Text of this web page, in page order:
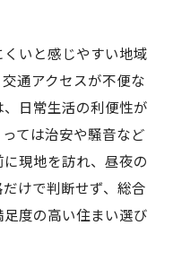
いと感じやすい地域
通アクセスが不便な
日常生活の利便性が
ては治安や騒音など
現地を訪れ、昼夜の
けで判断せず、総合
度の高い住まい選び